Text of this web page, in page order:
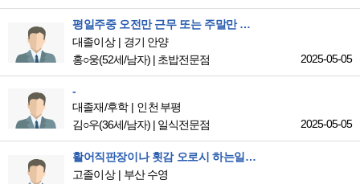
평일주중 오전만 근무 또는 주말만 근무 가능합니다.
대졸이상
경기 안양
홍○웅(52세/남자) | 초밥전문점 2025-05-05
-
대졸재/후학
인천 부평
김○우(36세/남자) | 일식전문점 2025-05-05
활어직판장이나 횟감 오로시 하는일을 배우고싶어요
고졸이상
부산 수영